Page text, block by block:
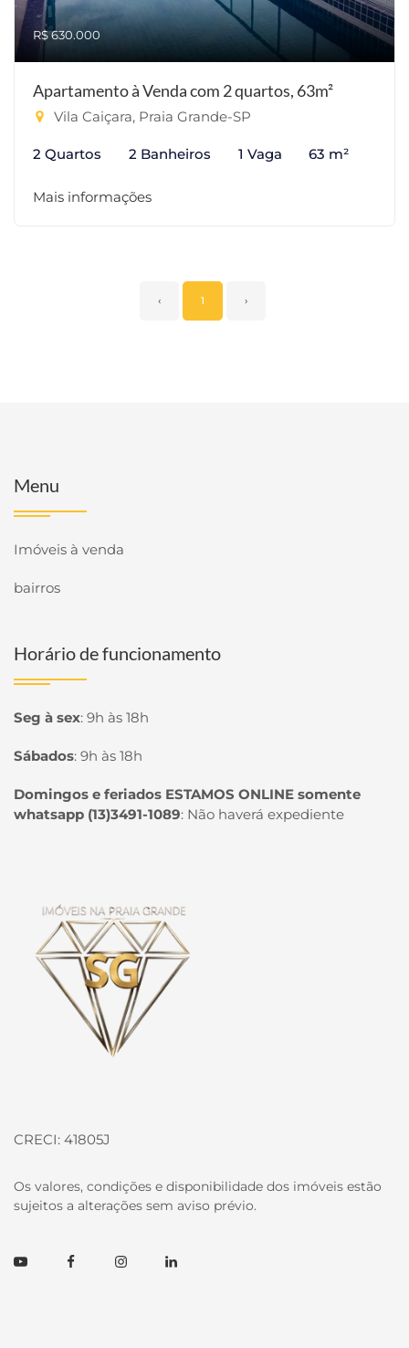
R$ 630.000
Apartamento à Venda com 2 quartos, 63m²
Vila Caiçara, Praia Grande-SP
2 Quartos 2 Banheiros 1 Vaga 63 m²
Mais informações
‹ 1 ›
Menu
Imóveis à venda
bairros
Horário de funcionamento
Seg à sex: 9h às 18h
Sábados: 9h às 18h
Domingos e feriados ESTAMOS ONLINE somente
whatsapp (13)3491-1089: Não haverá expediente
CRECI: 41805J
Os valores, condições e disponibilidade dos imóveis estão
sujeitos a alterações sem aviso prévio.
YoutubeFacebookInstagramLinkedin